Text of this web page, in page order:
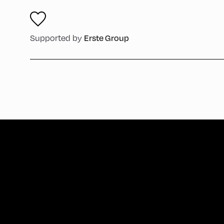
Supported by Erste Group